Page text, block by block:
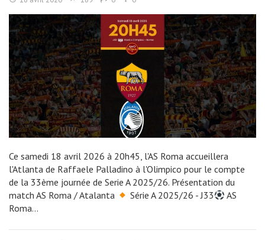
Ce samedi 18 avril 2026 à 20h45, l'AS Roma accueillera
l'Atlanta de Raffaele Palladino à l'Olimpico pour le compte
de la 33ème journée de Serie A 2025/26. Présentation du
match AS Roma / Atalanta
Série A 2025/26 - J33
AS
Roma…